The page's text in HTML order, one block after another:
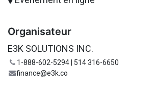
Organisateur
E3K SOLUTIONS INC.
1-888-602-5294 | 514 316-6650
finance@e3k.co